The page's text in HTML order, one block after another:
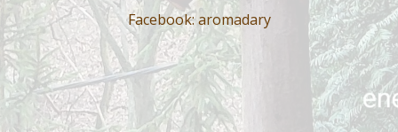
Facebook: aromadary